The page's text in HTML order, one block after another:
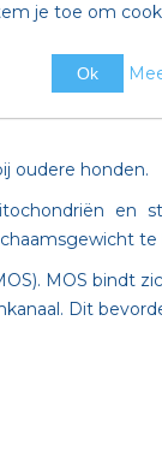
aan de
oudere honden.
te
MOS bindt
Dit
je toe om
Ok